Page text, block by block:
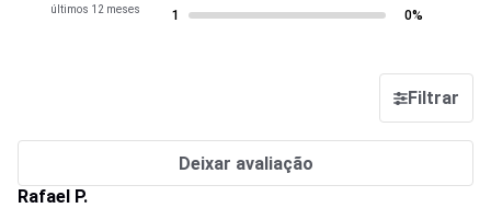
últimos 12 meses
1
0%
Filtrar
Deixar avaliação
Rafael P.